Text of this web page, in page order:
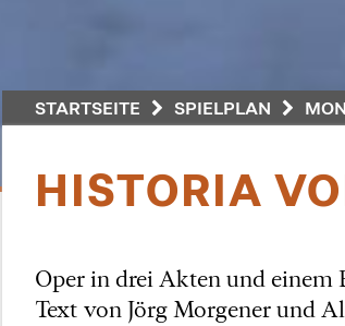
STARTSEITE SPIELPLAN
HISTORIA
Oper in drei Akten und
Text von Jörg Morgener und